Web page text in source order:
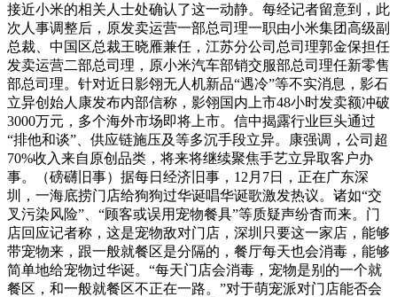
接近小米的相关人士处确认了这一动静。每经记者留意到，此
次人事调整后，原发卖运营一部总司理一职由小米集团高级副
总裁、中国区总裁王晓雁兼任，江苏分公司总司理郭金保担任
发卖运营二部总司理，原小米汽车部销交服部总司理任新零售
部总司理。针对近日影翎无人机新品“遇冷”等不实消息，影石
立异创始人康发布内部信称，影翎国内上市48小时发卖额冲破
3000万元，多个海外市场即将上市。信中揭露行业巨头通过
“排他和谈”、供应链施压及等多沉手段立异。康强调，公司超
70%收入来自原创品类，将来将继续聚焦手艺立异取客户办
事。（磅礴旧事）据每日经济旧事，12月7日，正在广东深
圳，一海底捞门店给狗狗过华诞唱华诞歌激发热议。诸如“交
叉污染风险”、“顾客或误用宠物餐具”等质疑声纷杳而来。门
店回应记者称，这是宠物敌对门店，深圳只要这一家店，能够
带宠物来，跟一般就餐区是分隔的，餐厅每天也会消毒，能够
简单地给宠物过华诞。“每天门店会消毒，宠物是别的一个就
餐区，和一般就餐区不正在一路。”对于萌宠派对门店能否会